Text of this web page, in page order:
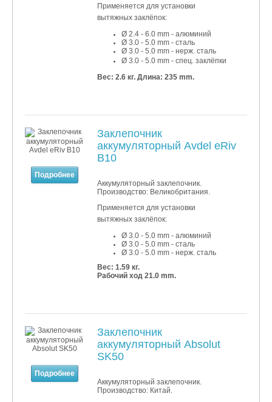
Применяется для установки
вытяжных заклёпок:
Ø 2.4 - 6.0 mm - алюминий
Ø 3.0- 5.0 mm - сталь
Ø 3.0- 5.0 mm - нерж. сталь
Ø 3.0 - 5.0 mm - спец. заклёпки
Вес: 2.6 кг. Длина: 235 mm.
Подробнее
Заклепочник
аккумуляторный Avdel eRiv
B10
Аккумуляторный заклепочник.
Производство: Великобритания.
Применяется для установки
вытяжных заклёпок:
Ø 3.0 - 5.0 mm - алюминий
Ø 3.0- 5.0 mm - сталь
Ø 3.0- 5.0 mm - нерж. сталь
Вес: 1.59 кг.
Рабочий ход 21.0 mm.
Подробнее
Заклепочник
аккумуляторный Absolut
SK50
Аккумуляторный заклепочник.
Производство: Китай.